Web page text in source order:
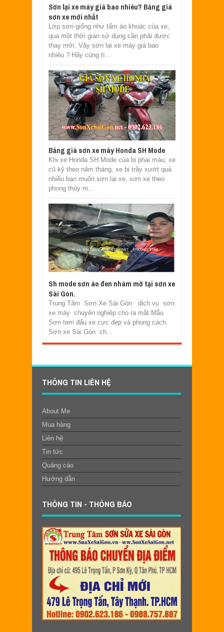
Sơn lại xe máy giá bao nhiêu? Bảng giá
sơn xe mới nhất
Lớp sơn giống như tấm áo khoác của xe,
qua một thời gian sử dụng cần phải được
thay mới. Vậy sơn lại xe máy giá bao
nhiêu ? Hãy cùng tì...
Bảng giá sơn xe máy Honda SH Mode
Khi xe Honda SH Mode của bị phai màu, xe
cũ kỹ theo năm tháng, xe bị trầy xướt quá
nhiều bạn muốn sơn lại xe, sơn xe theo
phong thủy m...
Sh mode sơn áo đen nhám mờ tại sơn xe
Sài Gòn.
Trung Tâm Sơn Xe Sài Gòn dịch vụ sơn
xe máy chuyên nghiệp cho ra mắt Mẫu
Sơn tem đấu xe cực đẹp và phong cách.
Sơn xe Sài Gòn ch...
THÔNG TIN LIÊN HỆ
About Me
Mua hàng
Liên hệ
Tin tức
Quảng cáo
Hướng dẫn
THÔNG TIN - THÔNG BÁO